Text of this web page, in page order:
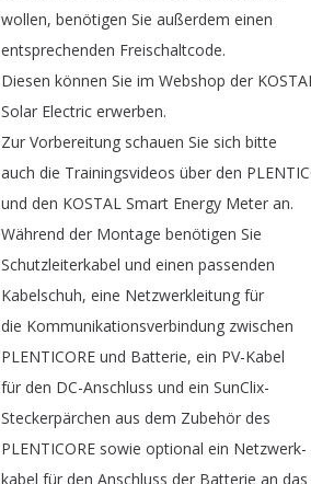
wollen, benötigen Sie außerdem einen
entsprechenden Freischaltcode.
Diesen können Sie im Webshop der
Solar Electric erwerben.
Zur Vorbereitung schauen Sie sich bitte
auch die Trainingsvideos über den
und den KOSTAL Smart Energy Meter an.
Während der Montage benötigen Sie
Schutzleiterkabel und einen passenden
Kabelschuh, eine Netzwerkleitung für
die Kommunikationsverbindung zwischen
PLENTICORE und Batterie, ein PV-Kabel
für den DC-Anschluss und ein SunClix-
Steckerpärchen aus dem Zubehör des
PLENTICORE sowie optional ein Netzwerk-
kabel für den Anschluss der Batterie an das